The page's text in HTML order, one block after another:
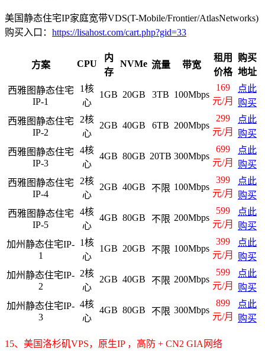
美国静态住宅IP家庭宽带VDS(T-Mobile/Frontier/AtlasNetworks)
购买入口： https://lisahost.com/cart.php?gid=33
方案 CPU
内
存
NVMe 流量 带宽
租用
价格
购买
地址
西雅图静态住宅
IP-1
1核
心
1GB 20GB 3TB 100Mbps
169
元/月
点此
购买
西雅图静态住宅
IP-2
2核
心
2GB 40GB 6TB 200Mbps
299
元/月
点此
购买
西雅图静态住宅
IP-3
4核
心
4GB 80GB 20TB 300Mbps
699
元/月
点此
购买
西雅图静态住宅
IP-4
2核
心
2GB 40GB 不限 100Mbps
399
元/月
点此
购买
西雅图静态住宅
IP-5
4核
心
4GB 80GB 不限 200Mbps
599
元/月
点此
购买
加州静态住宅IP-
1
1核
心
1GB 20GB 不限 100Mbps
399
元/月
点此
购买
加州静态住宅IP-
2
2核
心
2GB 40GB 不限 200Mbps
599
元/月
点此
购买
加州静态住宅IP-
3
4核
心
4GB 80GB 不限 300Mbps
899
元/月
点此
购买
15、 美国洛杉矶VPS，原生IP ，高防 + CN2 GIA网络